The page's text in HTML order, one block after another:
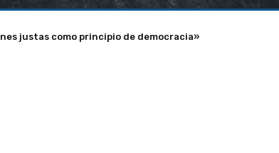
justas como principio de democracia»